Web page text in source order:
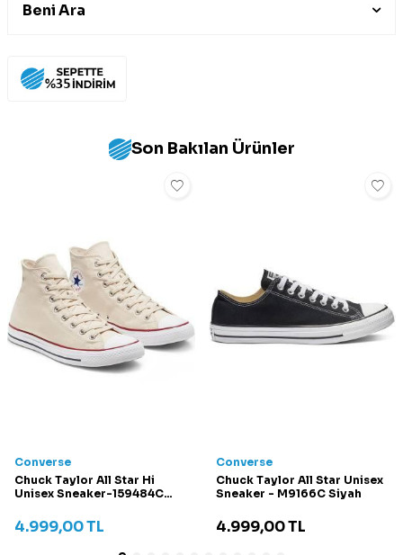
Beni Ara
Son Bakılan Ürünler
Converse
Chuck Taylor All Star Hi
Unisex Sneaker-159484C
4.999,00TL
Converse
Chuck Taylor All Star Unisex
Sneaker - M9166C Siyah
4.999,00TL